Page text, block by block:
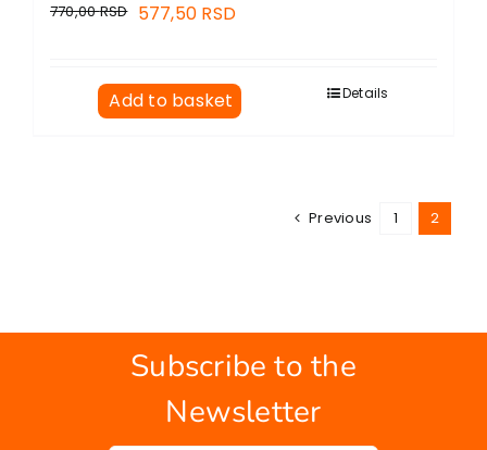
770,00RSD 577,50 RSD
Add to basket Details
Previous 1 2
Subscribe to the
Newsletter